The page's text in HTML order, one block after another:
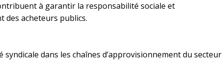
à garantir la responsabilité sociale et
des acheteurs publics.
dans les chaînes d’approvisionnement du secteur